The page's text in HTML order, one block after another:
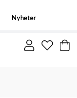
Nyheter